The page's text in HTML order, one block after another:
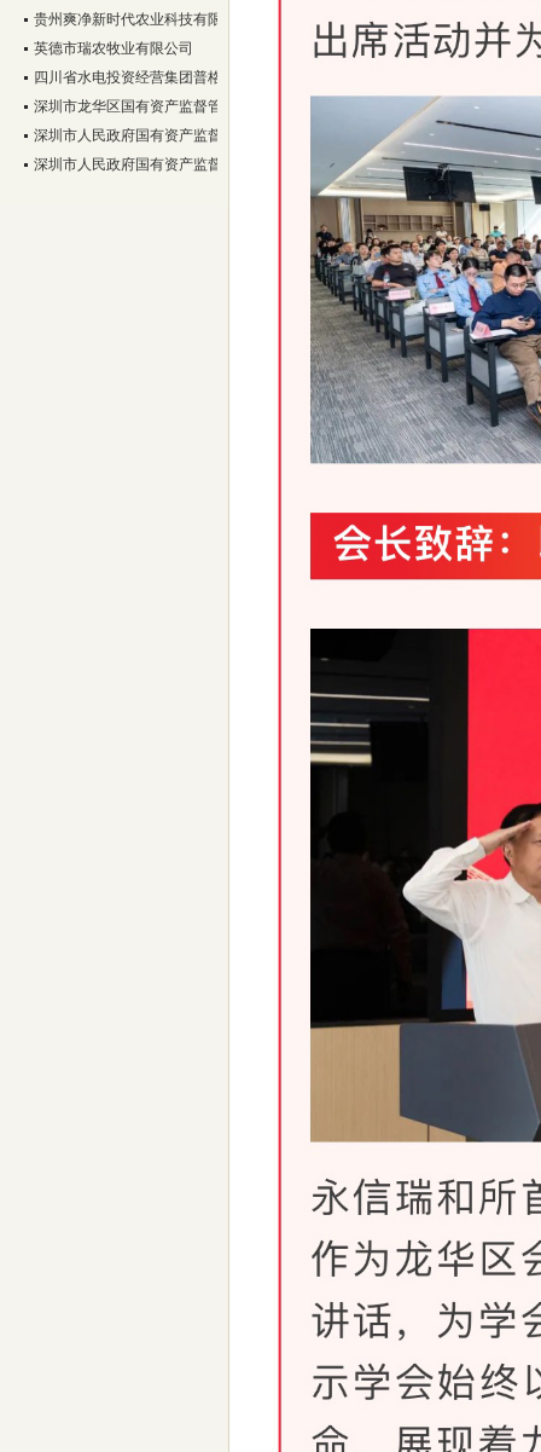
贵州爽净新时代农业科技有限责任公司
英德市瑞农牧业有限公司
四川省水电投资经营集团普格电力有限公司
深圳市龙华区国有资产监督管理局
深圳市人民政府国有资产监督管理委员会
深圳市人民政府国有资产监督管理委员会